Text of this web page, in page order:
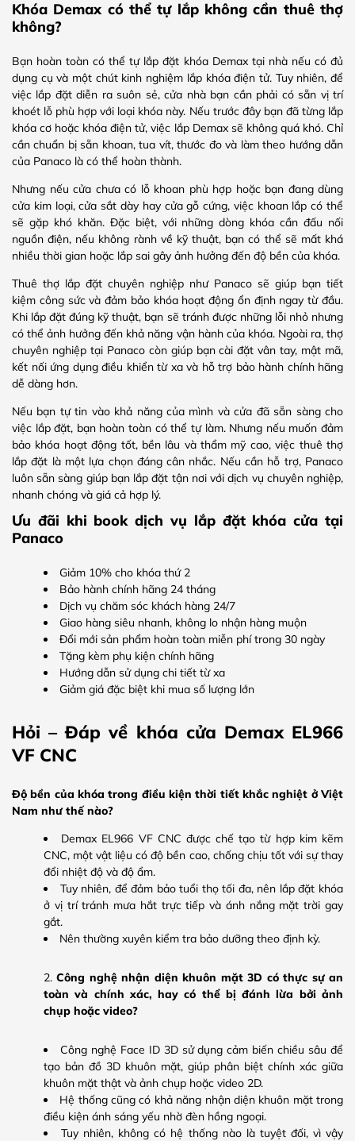
Khóa Demax có thể tự lắp không cần thuê thợ
không?
Bạn hoàn toàn có thể tự lắp đặt khóa Demax tại nhà nếu có đủ
dụng cụ và một chút kinh nghiệm lắp khóa điện tử. Tuy nhiên, để
việc lắp đặt diễn ra suôn sẻ, cửa nhà bạn cần phải có sẵn vị trí
khoét lỗ phù hợp với loại khóa này. Nếu trước đây bạn đã từng lắp
khóa cơ hoặc khóa điện tử, việc lắp Demax sẽ không quá khó. Chỉ
cần chuẩn bị sẵn khoan, tua vít, thước đo và làm theo hướng dẫn
của Panaco là có thể hoàn thành.
Nhưng nếu cửa chưa có lỗ khoan phù hợp hoặc bạn đang dùng
cửa kim loại, cửa sắt dày hay cửa gỗ cứng, việc khoan lắp có thể
sẽ gặp khó khăn. Đặc biệt, với những dòng khóa cần đấu nối
nguồn điện, nếu không rành về kỹ thuật, bạn có thể sẽ mất khá
nhiều thời gian hoặc lắp sai gây ảnh hưởng đến độ bền của khóa.
Thuê thợ lắp đặt chuyên nghiệp như Panaco sẽ giúp bạn tiết
kiệm công sức và đảm bảo khóa hoạt động ổn định ngay từ đầu.
Khi lắp đặt đúng kỹ thuật, bạn sẽ tránh được những lỗi nhỏ nhưng
có thể ảnh hưởng đến khả năng vận hành của khóa. Ngoài ra, thợ
chuyên nghiệp tại Panaco còn giúp bạn cài đặt vân tay, mật mã,
kết nối ứng dụng điều khiển từ xa và hỗ trợ bảo hành chính hãng
dễ dàng hơn.
Nếu bạn tự tin vào khả năng của mình và cửa đã sẵn sàng cho
việc lắp đặt, bạn hoàn toàn có thể tự làm. Nhưng nếu muốn đảm
bảo khóa hoạt động tốt, bền lâu và thẩm mỹ cao, việc thuê thợ
lắp đặt là một lựa chọn đáng cân nhắc. Nếu cần hỗ trợ, Panaco
luôn sẵn sàng giúp bạn lắp đặt tận nơi với dịch vụ chuyên nghiệp,
nhanh chóng và giá cả hợp lý.
Ưu đãi khi book dịch vụ lắp đặt khóa cửa tại
Panaco
Giảm 10% cho khóa thứ 2
Bảo hành chính hãng 24 tháng
Dịch vụ chăm sóc khách hàng 24/7
Giao hàng siêu nhanh, không lo nhận hàng muộn
Đổi mới sản phẩm hoàn toàn miễn phí trong 30 ngày
Tặng kèm phụ kiện chính hãng
Hướng dẫn sử dụng chi tiết từ xa
Giảm giá đặc biệt khi mua số lượng lớn
Hỏi – Đáp về khóa cửa Demax EL966
VF CNC
Độ bền của khóa trong điều kiện thời tiết khắc nghiệt ở Việt
Nam như thế nào?
Demax EL966 VF CNC được chế tạo từ hợp kim kẽm
CNC, một vật liệu có độ bền cao, chống chịu tốt với sự thay
đổi nhiệt độ và độ ẩm.
Tuy nhiên, để đảm bảo tuổi thọ tối đa, nên lắp đặt khóa
ở vị trí tránh mưa hắt trực tiếp và ánh nắng mặt trời gay
gắt.
Nên thường xuyên kiểm tra bảo dưỡng theo định kỳ.
Công nghệ nhận diện khuôn mặt 3D có thực sự an
toàn và chính xác, hay có thể bị đánh lừa bởi ảnh
chụp hoặc video?
Công nghệ Face ID 3D sử dụng cảm biến chiều sâu để
tạo bản đồ 3D khuôn mặt, giúp phân biệt chính xác giữa
khuôn mặt thật và ảnh chụp hoặc video 2D.
Hệ thống cũng có khả năng nhận diện khuôn mặt trong
điều kiện ánh sáng yếu nhờ đèn hồng ngoại.
Tuy nhiên, không có hệ thống nào là tuyệt đối, vì vậy